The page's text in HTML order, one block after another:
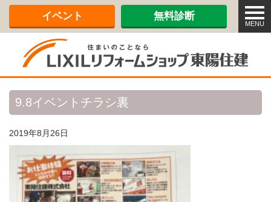
メ
ニ
ュ
MENU
イベント 無料診断
9.8イベントチラシ裏
2019年8月26日